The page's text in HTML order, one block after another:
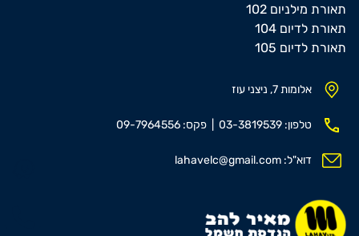
תאורת מילניום 102
תאורת לדיום 104
תאורת לדיום 105
אלומות 7, ניצני עוז
טלפון: 03-3819539 | פקס: 09-7964556
דוא"ל: lahavelc@gmail.com